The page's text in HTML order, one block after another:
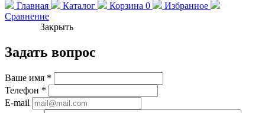
Главная Каталог Корзина 0
Избранное
Сравнение
Закрыть
Задать вопрос
Ваше имя *
Телефон *
E-mail